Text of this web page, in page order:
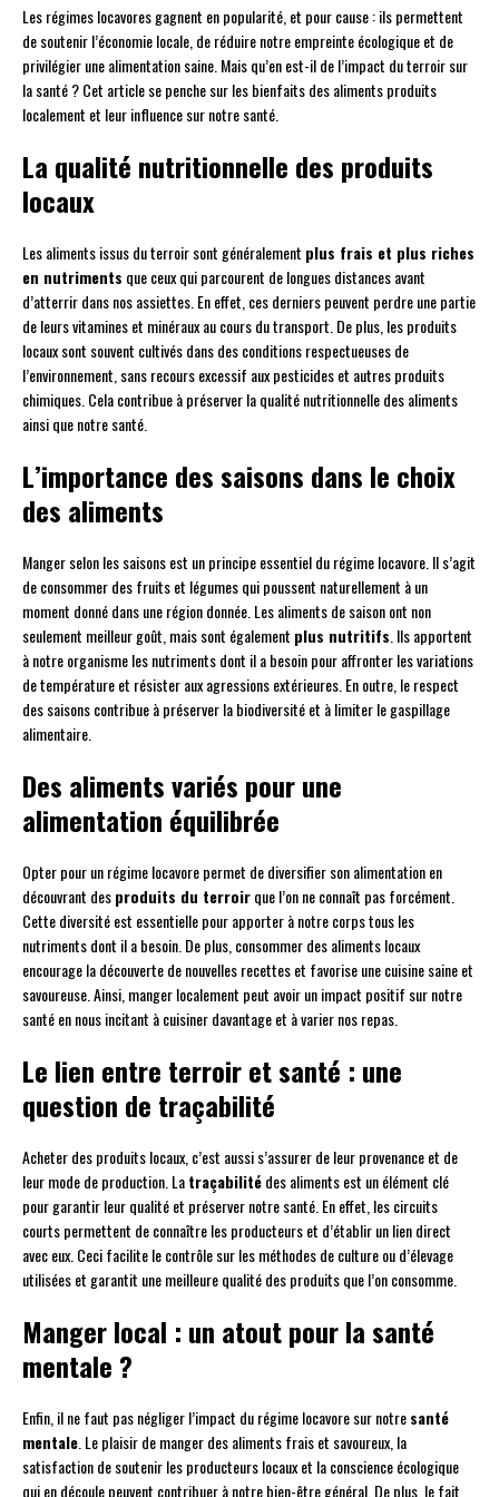
Les régimes locavores gagnent en popularité, et pour cause : ils permettent
de soutenir l’économie locale, de réduire notre empreinte écologique et de
privilégier une alimentation saine. Mais qu’en est-il de l’impact du terroir sur
la santé ? Cet article se penche sur les bienfaits des aliments produits
localement et leur influence sur notre santé.
La qualité nutritionnelle des produits
locaux
Les aliments issus du terroir sont généralement plus frais et plus riches
en nutriments que ceux qui parcourent de longues distances avant
d’atterrir dans nos assiettes. En effet, ces derniers peuvent perdre une partie
de leurs vitamines et minéraux au cours du transport. De plus, les produits
locaux sont souvent cultivés dans des conditions respectueuses de
l’environnement, sans recours excessif aux pesticides et autres produits
chimiques. Cela contribue à préserver la qualité nutritionnelle des aliments
ainsi que notre santé.
L’importance des saisons dans le choix
des aliments
Manger selon les saisons est un principe essentiel du régime locavore. Il s’agit
de consommer des fruits et légumes qui poussent naturellement à un
moment donné dans une région donnée. Les aliments de saison ont non
seulement meilleur goût, mais sont également plus nutritifs . Ils apportent
à notre organisme les nutriments dont il a besoin pour affronter les variations
de température et résister aux agressions extérieures. En outre, le respect
des saisons contribue à préserver la biodiversité et à limiter le gaspillage
alimentaire.
Des aliments variés pour une
alimentation équilibrée
Opter pour un régime locavore permet de diversifier son alimentation en
découvrant desproduits du terroirque l’on ne connaît pas forcément.
Cette diversité est essentielle pour apporter à notre corps tous les
nutriments dont il a besoin. De plus, consommer des aliments locaux
encourage la découverte de nouvelles recettes et favorise une cuisine saine et
savoureuse. Ainsi, manger localement peut avoir un impact positif sur notre
santé en nous incitant à cuisiner davantage et à varier nos repas.
Le lien entre terroir et santé : une
question de traçabilité
Acheter des produits locaux, c’est aussi s’assurer de leur provenance et de
leur mode de production. Latraçabilitédes aliments est un élément clé
pour garantir leur qualité et préserver notre santé. En effet, les circuits
courts permettent de connaître les producteurs et d’établir un lien direct
avec eux. Ceci facilite le contrôle sur les méthodes de culture ou d’élevage
utilisées et garantit une meilleure qualité des produits que l’on consomme.
Manger local : un atout pour la santé
mentale ?
Enfin, il ne faut pas négliger l’impact du régime locavore sur notresanté
mentale . Le plaisir de manger des aliments frais et savoureux, la
satisfaction de soutenir les producteurs locaux et la conscience écologique
qui en découle peuvent contribuer à notre bien-être général. De plus, le fait